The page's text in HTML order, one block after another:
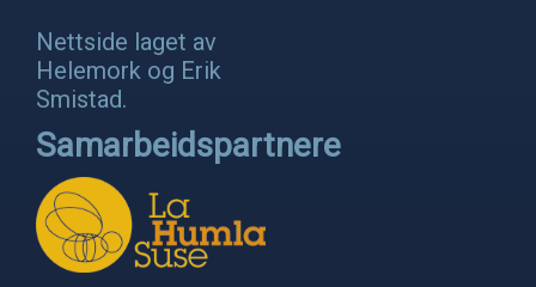
Nettside laget av
Helemork og Erik
Smistad.
Samarbeidspartnere